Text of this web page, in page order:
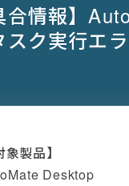
合情報】
スク実行エ
象製品】
Desktop